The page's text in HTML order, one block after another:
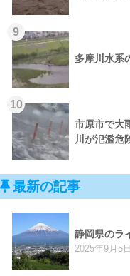
9
多摩川水系
10
市原市で大
川が氾濫
最新の記事
静岡県のラ
2025年9月5日